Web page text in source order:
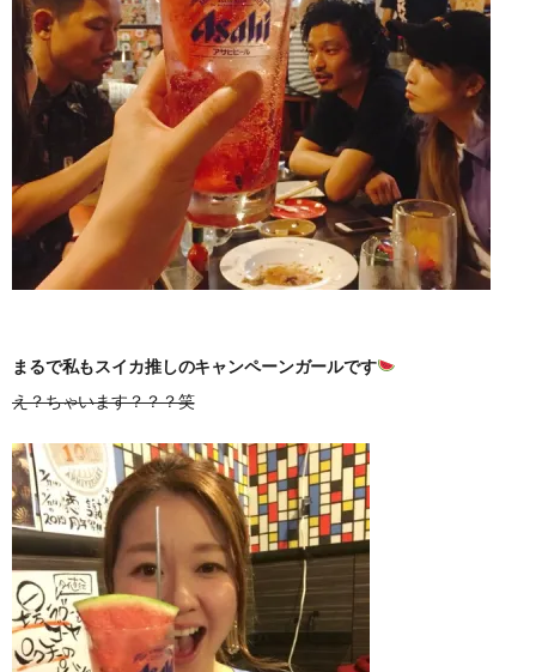
まるで私もスイカ推しのキャンペーンガールです
え？ちゃいます？？？笑